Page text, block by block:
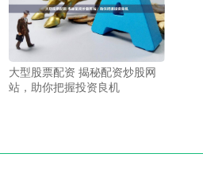
大型股票配资 揭秘配资炒股网
站，助你把握投资良机